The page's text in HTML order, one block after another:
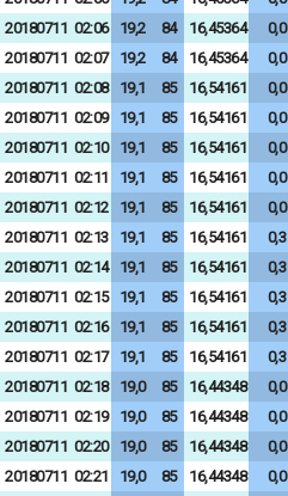
20180711 02:06 19,2 84 16,45364 0,0
20180711 02:07 19,2 84 16,45364 0,0
20180711 02:08 19,1 85 16,54161 0,0
20180711 02:09 19,1 85 16,54161 0,0
20180711 02:10 19,1 85 16,54161 0,0
20180711 02:11 19,1 85 16,54161 0,0
20180711 02:12 19,1 85 16,54161 0,0
20180711 02:13 19,1 85 16,54161 0,3
20180711 02:14 19,1 85 16,54161 0,3
20180711 02:15 19,1 85 16,54161 0,3
20180711 02:16 19,1 85 16,54161 0,3
20180711 02:17 19,1 85 16,54161 0,3
20180711 02:18 19,0 85 16,44348 0,0
20180711 02:19 19,0 85 16,44348 0,0
20180711 02:20 19,0 85 16,44348 0,0
20180711 02:21 19,0 85 16,44348 0,0